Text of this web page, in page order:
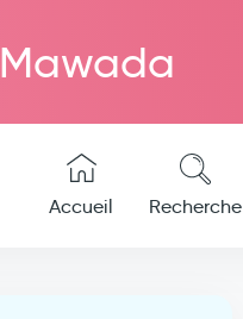
Mawada
Accueil Recherche